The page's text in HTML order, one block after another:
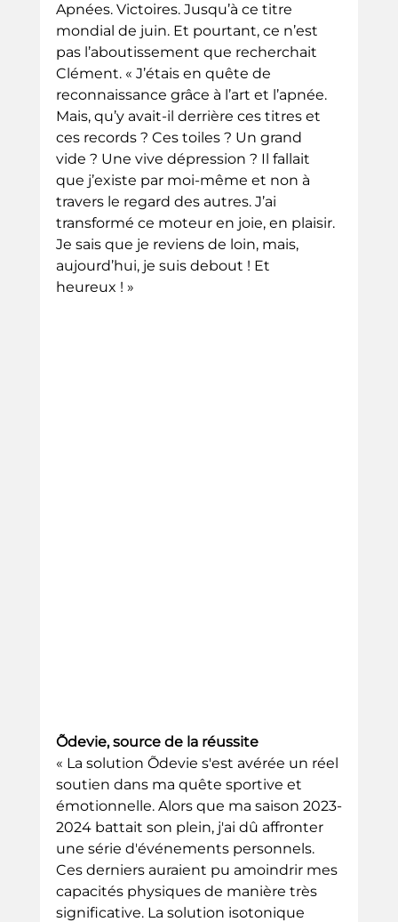
Apnées. Victoires. Jusqu’à ce titre
mondial de juin. Et pourtant, ce n’est
pas l’aboutissement que recherchait
Clément. « J’étais en quête de
reconnaissance grâce à l’art et l’apnée.
Mais, qu’y avait-il derrière ces titres et
ces records ? Ces toiles ? Un grand
vide ? Une vive dépression ? Il fallait
que j’existe par moi-même et non à
travers le regard des autres. J’ai
transformé ce moteur en joie, en plaisir.
Je sais que je reviens de loin, mais,
aujourd’hui, je suis debout ! Et
heureux ! »
Õdevie, source de la réussite
« La solution Õdevie s'est avérée un réel
soutien dans ma quête sportive et
émotionnelle. Alors que ma saison 2023-
2024 battait son plein, j'ai dû affronter
une série d'événements personnels.
Ces derniers auraient pu amoindrir mes
capacités physiques de manière très
significative. La solution isotonique